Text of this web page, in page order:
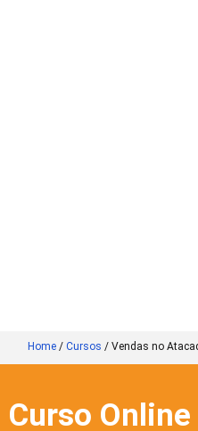
Home / Cursos / Vendas no
Curso